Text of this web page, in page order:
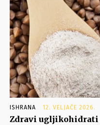
ISHRANA 12. VELJAČE 2026.
Zdravi